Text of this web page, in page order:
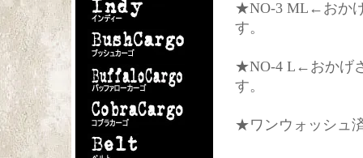
★NO-3 ML←おかげ
す。
★NO-4 L←おかげ
す。
★ワンウォッシュ